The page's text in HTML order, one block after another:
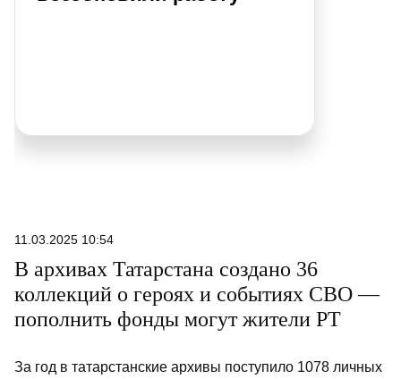
11.03.2025 10:54
В архивах Татарстана создано 36
коллекций о героях и событиях СВО —
пополнить фонды могут жители РТ
За год в татарстанские архивы поступило 1078 личных